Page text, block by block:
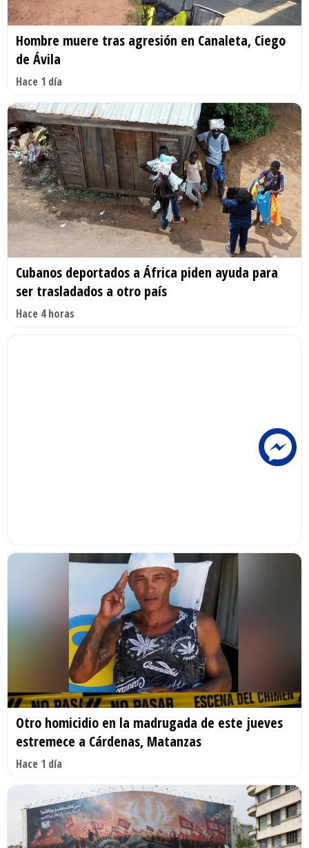
Hombre muere tras agresión en Canaleta, Ciego
de Ávila
Hace 1 día
Cubanos deportados a África piden ayuda para
ser trasladados a otro país
Hace 4 horas
Otro homicidio en la madrugada de este jueves
estremece a Cárdenas, Matanzas
Hace 1 día